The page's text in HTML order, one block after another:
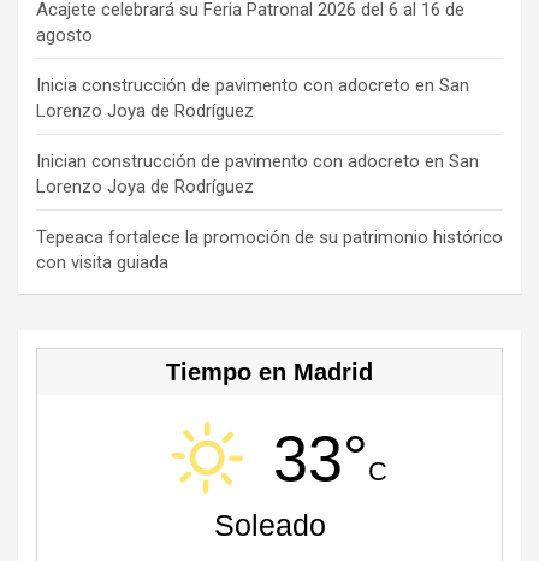
o
k
s
m
b
e
C
h
a
n
n
el
Acajete celebrará su Feria Patronal 2026 del 6 al 16 de
agosto
Inicia construcción de pavimento con adocreto en San
Lorenzo Joya de Rodríguez
Inician construcción de pavimento con adocreto en San
Lorenzo Joya de Rodríguez
Tepeaca fortalece la promoción de su patrimonio histórico
con visita guiada
Tiempo en Madrid
33°C
Soleado